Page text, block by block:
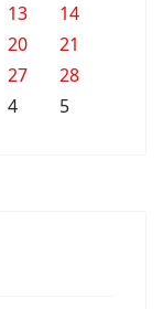
13
14
20
21
27
28
4 5